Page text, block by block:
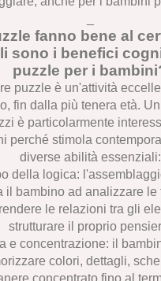
fanno bene al
sono i benefici
puzzle per i
puzzle è un'attività
fin dalla più tenera età.
è particolarmente
perché stimola
diverse abilità essenziali:
della logica:
il bambino ad analizzare le
le relazioni tra gli
strutturare il proprio
e concentrazione: il
colori, dettagli,
concentrato fino al